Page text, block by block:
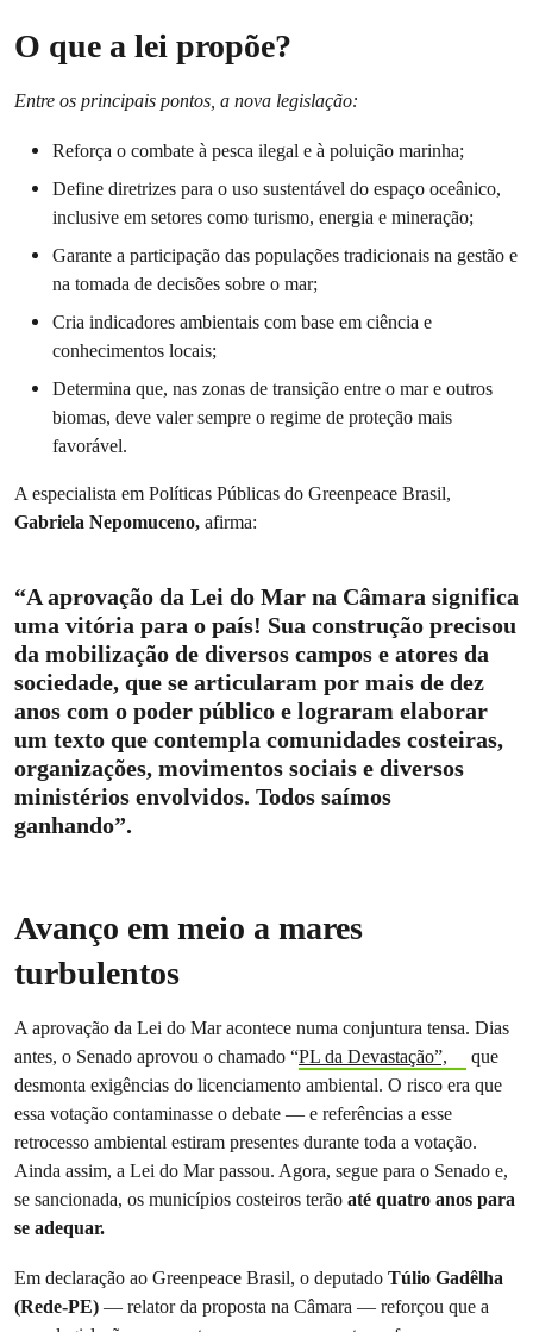
O que a lei propõe?
Entre os principais pontos, a nova legislação:
Reforça o combate à pesca ilegal e à poluição marinha;
Define diretrizes para o uso sustentável do espaço oceânico,
inclusive em setores como turismo, energia e mineração;
Garante a participação das populações tradicionais na gestão e
na tomada de decisões sobre o mar;
Cria indicadores ambientais com base em ciência e
conhecimentos locais;
Determina que, nas zonas de transição entre o mar e outros
biomas, deve valer sempre o regime de proteção mais
favorável.
A especialista em Políticas Públicas do Greenpeace Brasil,
Gabriela Nepomuceno, afirma:
“A aprovação da Lei do Mar na Câmara significa
uma vitória para o país! Sua construção precisou
da mobilização de diversos campos e atores da
sociedade, que se articularam por mais de dez
anos com o poder público e lograram elaborar
um texto que contempla comunidades costeiras,
organizações, movimentos sociais e diversos
ministérios envolvidos. Todos saímos
ganhando”.
Avanço em meio a mares
turbulentos
A aprovação da Lei do Mar acontece numa conjuntura tensa. Dias
antes, o Senado aprovou o chamado “PL da Devastação”,
que
desmonta exigências do licenciamento ambiental. O risco era que
essa votação contaminasse o debate — e referências a esse
retrocesso ambiental estiram presentes durante toda a votação.
Ainda assim, a Lei do Mar passou. Agora, segue para o Senado e,
se sancionada, os municípios costeiros terão até quatro anos para
se adequar.
Em declaração ao Greenpeace Brasil, o deputado Túlio Gadêlha
(Rede-PE) — relator da proposta na Câmara — reforçou que a